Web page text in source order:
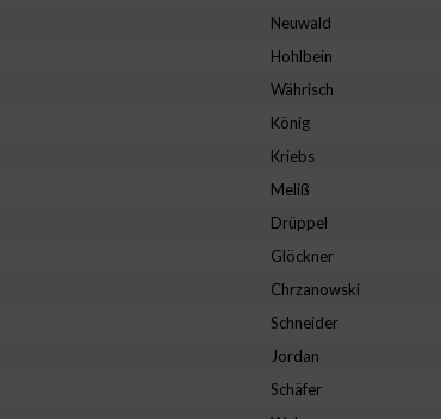
Neuwald
Hohlbein
Währisch
König
Kriebs
Meliß
Drüppel
Glöckner
Chrzanowski
Schneider
Jordan
Schäfer
angeforderten Informationen identifizieren